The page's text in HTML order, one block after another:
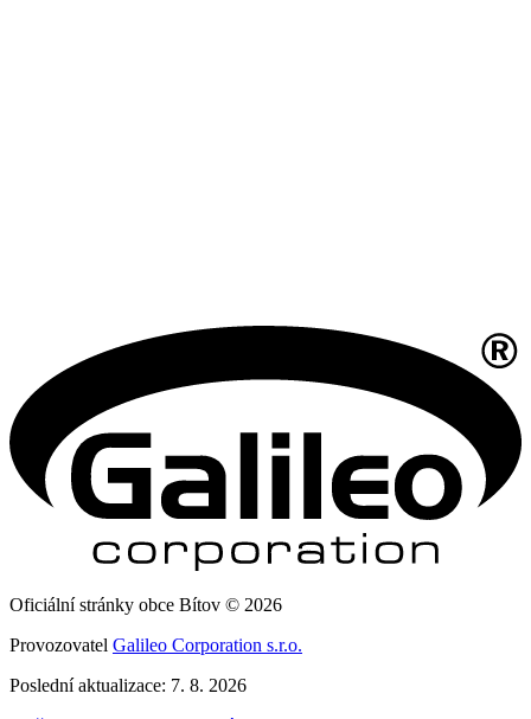
Oficiální stránky obce Bítov © 2026
Provozovatel Galileo Corporation s.r.o.
Poslední aktualizace: 7. 8. 2026